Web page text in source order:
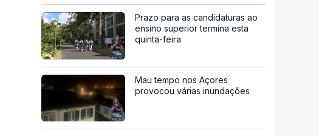
Prazo para as candidaturas ao
ensino superior termina esta
quinta-feira
Mau tempo nos Açores
provocou várias inundações